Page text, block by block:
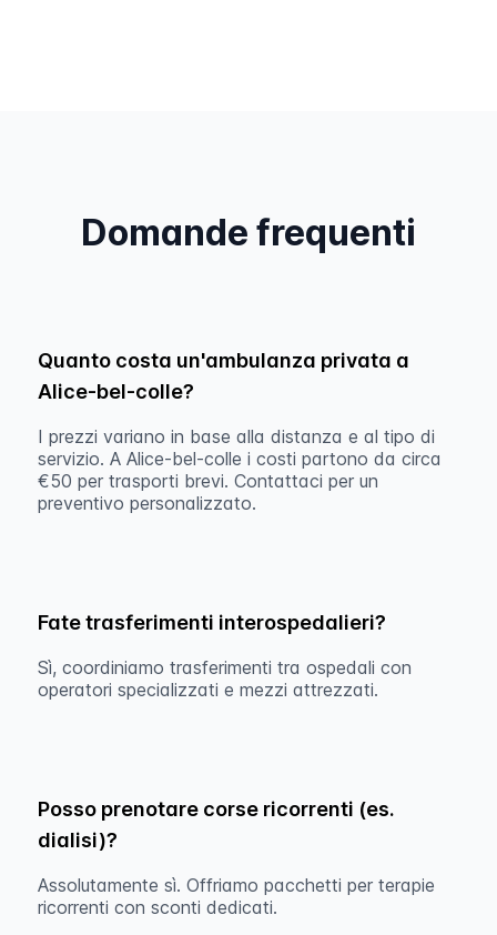
Domande frequenti
Quanto costa un'ambulanza privata a
Alice-bel-colle?
I prezzi variano in base alla distanza e al tipo di
servizio. A Alice-bel-colle i costi partono da circa
€50 per trasporti brevi. Contattaci per un
preventivo personalizzato.
Fate trasferimenti interospedalieri?
Sì, coordiniamo trasferimenti tra ospedali con
operatori specializzati e mezzi attrezzati.
Posso prenotare corse ricorrenti (es.
dialisi)?
Assolutamente sì. Offriamo pacchetti per terapie
ricorrenti con sconti dedicati.